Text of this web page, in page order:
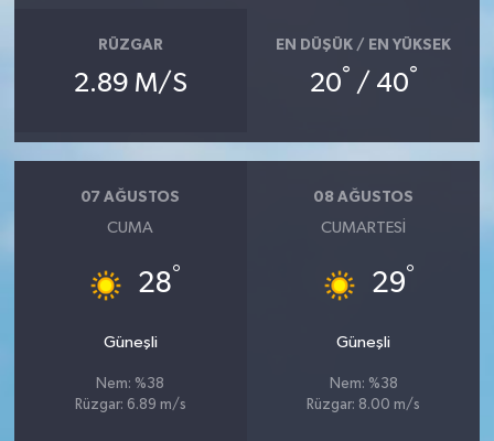
RÜZGAR
2.89 M/S
EN DÜŞÜK / EN YÜKSEK
20° / 40°
07 AĞUSTOS
CUMA
28°
Güneşli
Nem: %38
Rüzgar: 6.89 m/s
08 AĞUSTOS
CUMARTESI
29°
Güneşli
Nem: %38
Rüzgar: 8.00 m/s
Televizyon
Yaşam